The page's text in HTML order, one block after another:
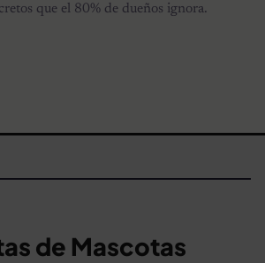
que el 80% de dueños ignora.
de Mascotas